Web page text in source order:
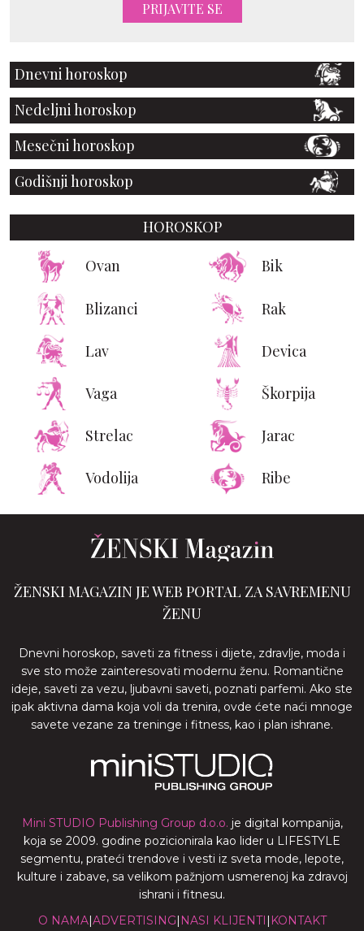
PRIJAVITE SE
Dnevni horoskop
Nedeljni horoskop
Mesečni horoskop
Godišnji horoskop
HOROSKOP
Ovan Bik
Blizanci Rak
Lav Devica
Vaga Škorpija
Strelac Jarac
Vodolija Ribe
ŽENSKI MAGAZIN JE WEB PORTAL ZA SAVREMENU
ŽENU
Dnevni horoskop, saveti za fitness i dijete, zdravlje, moda i
sve sto može zainteresovati modernu ženu. Romantične
ideje, saveti za vezu, ljubavni saveti, poznati parfemi. Ako ste
ipak aktivna dama koja voli da trenira, ovde ćete naći mnoge
savete vezane za treninge i fitness, kao i plan ishrane.
Mini STUDIO Publishing Group d.o.o. je digital kompanija,
koja se 2009. godine pozicionirala kao lider u LIFESTYLE
segmentu, prateći trendove i vesti iz sveta mode, lepote,
kulture i zabave, sa velikom pažnjom usmerenoj ka zdravoj
ishrani i fitnesu.
O NAMA|ADVERTISING| NASI KLIJENTI | KONTAKT